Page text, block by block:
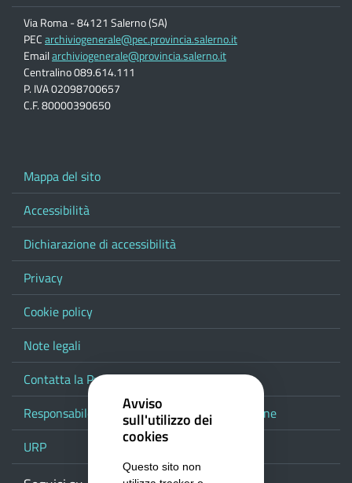
Via Roma - 84121 Salerno (SA)
PECarchiviogenerale@pec.provincia.salerno.it
Emailarchiviogenerale@provincia.salerno.it
Centralino 089.614.111
P. IVA 02098700657
C.F. 80000390650
Mappa del sito
Accessibilità
Dichiarazione di accessibilità
Privacy
Cookie policy
Note legali
Contatta la Provincia
Responsabile del procedimento di pubblicazione
URP
Avviso
sull'utilizzo dei
cookies
Questo sito non